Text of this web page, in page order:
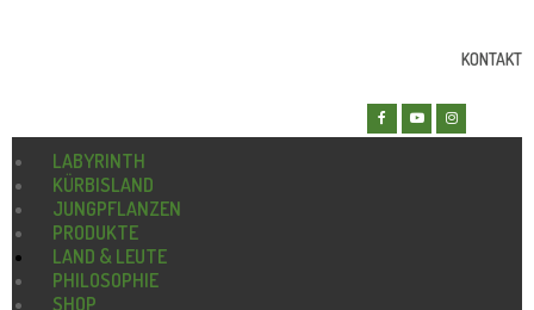
KONTAKT
LABYRINTH
KÜRBISLAND
JUNGPFLANZEN
PRODUKTE
LAND & LEUTE
PHILOSOPHIE
SHOP